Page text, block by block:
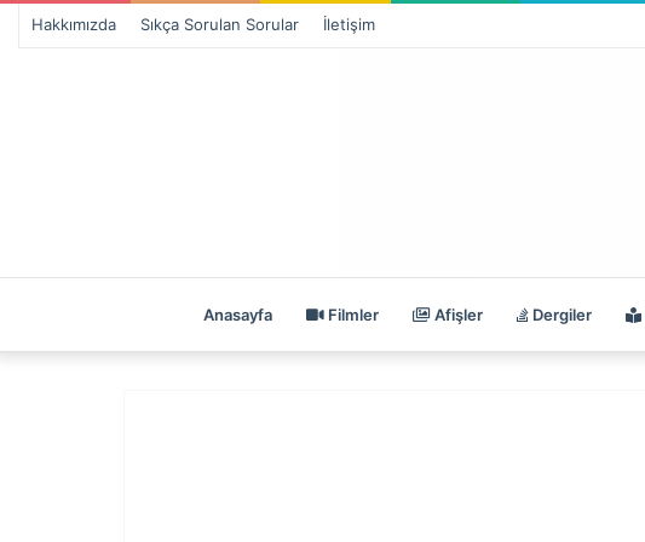
Hakkımızda Sıkça Sorulan Sorular İletişim
Anasayfa Filmler Afişler Dergiler